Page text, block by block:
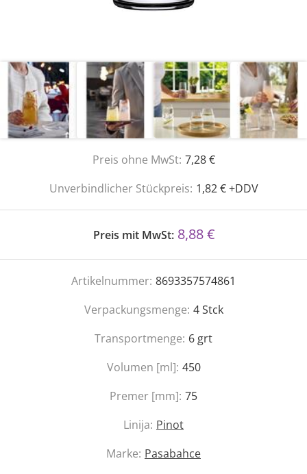
Preis ohne MwSt: 7,28 €
Unverbindlicher Stückpreis: 1,82 € +DDV
Preis mit MwSt: 8,88 €
Artikelnummer: 8693357574861
Verpackungsmenge: 4Stck
Transportmenge: 6 grt
Volumen [ml]: 450
Premer [mm]: 75
Linija: Pinot
Marke: Pasabahce